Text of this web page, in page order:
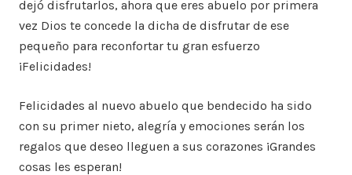
dejó disfrutarlos, ahora que eres abuelo por primera
vez Dios te concede la dicha de disfrutar de ese
pequeño para reconfortar tu gran esfuerzo
¡Felicidades!
Felicidades al nuevo abuelo que bendecido ha sido
con su primer nieto, alegría y emociones serán los
regalos que deseo lleguen a sus corazones ¡Grandes
cosas les esperan!